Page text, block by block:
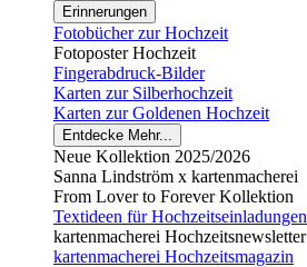
Erinnerungen
Fotobücher zur Hochzeit
Fotoposter Hochzeit
Fingerabdruck-Bilder
Karten zur Silberhochzeit
Karten zur Goldenen Hochzeit
Entdecke Mehr...
Neue Kollektion 2025/2026
Sanna Lindström x kartenmacherei
From Lover to Forever Kollektion
Textideen für Hochzeitseinladungen
kartenmacherei Hochzeitsnewsletter
kartenmacherei Hochzeitsmagazin